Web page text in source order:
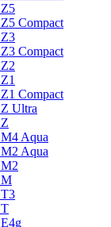
Compact
Compact
Compact
Ultra
Aqua
Aqua
M